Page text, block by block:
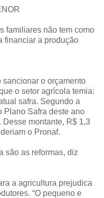
familiares não tem como
financiar a produção
o orçamento
o setor agrícola temia:
safra. Segundo a
Plano Safra deste ano
montante, R$ 1,3
o Pronaf.
são as reformas, diz
a agricultura prejudica
“O pequeno e